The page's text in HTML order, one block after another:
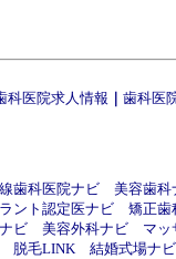
科医院求人情報 歯科医
歯科医院ナビ
美容歯科
ント認定医ナビ
矯正歯
ビ 美容外科ナビ
マッ
脱毛LINK
結婚式場ナビ